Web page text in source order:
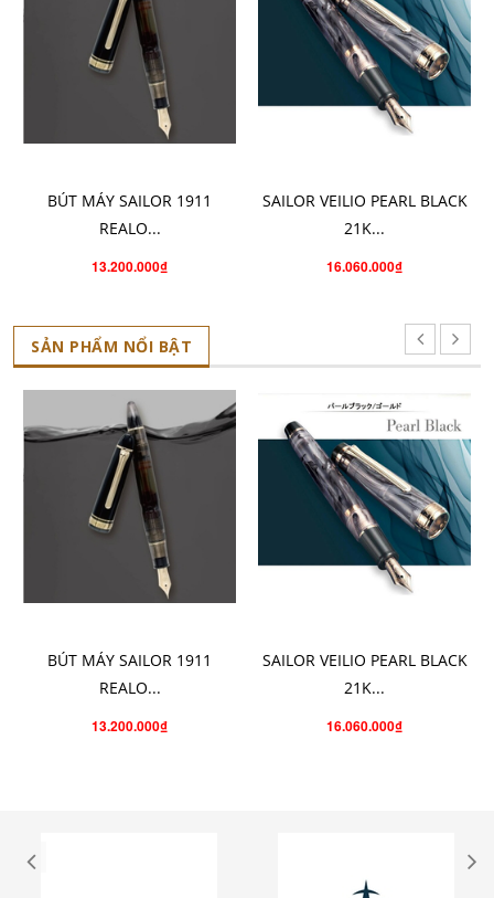
BÚT MÁY SAILOR 1911
REALO...
13.200.000₫
SAILOR VEILIO PEARL BLACK
21K...
16.060.000₫
SẢN PHẨM NỔI BẬT
BÚT MÁY SAILOR 1911
REALO...
13.200.000₫
SAILOR VEILIO PEARL BLACK
21K...
16.060.000₫